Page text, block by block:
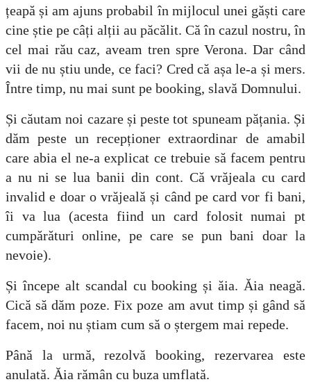
țeapă și am ajuns probabil în mijlocul unei găști care
cine știe pe câți alții au păcălit. Că în cazul nostru, în
cel mai rău caz, aveam tren spre Verona. Dar când
vii de nu știu unde, ce faci? Cred că așa le-a și mers.
Între timp, nu mai sunt pe booking, slavă Domnului.
Și căutam noi cazare și peste tot spuneam pățania. Și
dăm peste un recepționer extraordinar de amabil
care abia el ne-a explicat ce trebuie să facem pentru
a nu ni se lua banii din cont. Că vrăjeala cu card
invalid e doar o vrăjeală și când pe card vor fi bani,
îi va lua (acesta fiind un card folosit numai pt
cumpărături online, pe care se pun bani doar la
nevoie).
Și începe alt scandal cu booking și ăia. Ăia neagă.
Cică să dăm poze. Fix poze am avut timp și gând să
facem, noi nu știam cum să o ștergem mai repede.
Până la urmă, rezolvă booking, rezervarea este
anulată. Ăia rămân cu buza umflată.